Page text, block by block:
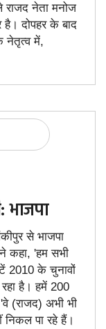
राजद नेता मनोज
दोपहर के बाद
नेतृत्व में,
भाजपा
से भाजपा
ने कहा, 'हम सभी
2010 के चुनावों
है। हमें 200
(राजद) अभी भी
निकल पा रहे हैं।